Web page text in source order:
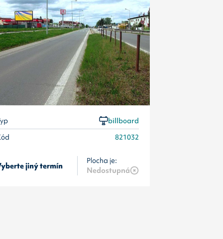
billboard
821032
jiný termín Plocha je:
Nedostupná